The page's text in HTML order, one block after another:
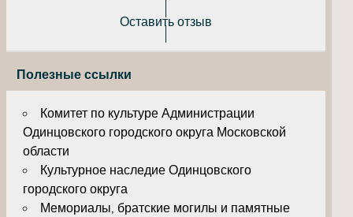
Оставить отзыв
Полезные ссылки
Комитет по культуре Администрации
Одинцовского городского округа Московской
области
Культурное наследие Одинцовского
городского округа
Мемориалы, братские могилы и памятные